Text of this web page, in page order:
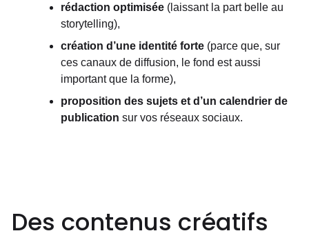
rédaction optimisée (laissant la part belle au
storytelling),
création d’une identité forte (parce que, sur
ces canaux de diffusion, le fond est aussi
important que la forme),
proposition des sujets et d’un calendrier de
publication sur vos réseaux sociaux.
Des contenus créatifs